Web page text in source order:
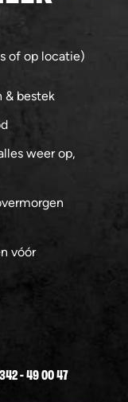
of op locatie)
& bestek
weer op,
vóór
- 49 00 47